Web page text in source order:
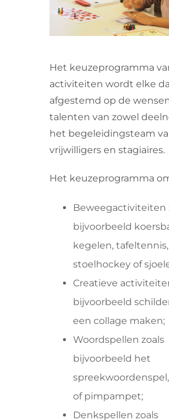
Het keuzeprogramma
activiteiten wordt elke
afgestemd op de
talenten van zowel
het begeleidingsteam
vrijwilligers en stagiaires.
Het keuzeprogramma
Beweegactiviteiten
bijvoorbeeld
kegelen, tafeltennis,
stoelhockey of
Creatieve
bijvoorbeeld
een collage maken;
Woordspellen zoals
bijvoorbeeld het
of pimpampet;
Denkspellen zoals